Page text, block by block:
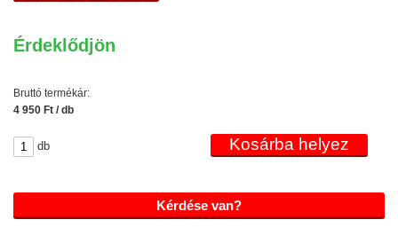
Érdeklődjön
Bruttó termékár:
4 950 Ft / db
db
Kérdése van?